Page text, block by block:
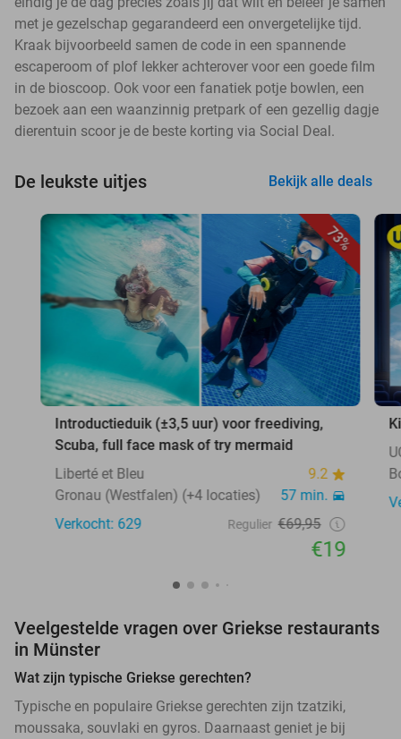
met je gezelschap gegarandeerd een onvergetelijke tijd.
Kraak bijvoorbeeld samen de code in een spannende
escaperoom of plof lekker achterover voor een goede film
in de bioscoop. Ook voor een fanatiek potje bowlen, een
bezoek aan een waanzinnig pretpark of een gezellig dagje
dierentuin scoor je de beste korting via Social Deal.
De leukste uitjes Bekijk alle deals
73%
Introductieduik (±3,5 uur) voor freediving,
Scuba, full face mask of try mermaid
Liberté et Bleu
9.2
Gronau (Westfalen) (+4 locaties)
57 min.
Verkocht: 629
Regulier €69,95
€19
Veelgestelde vragen over Griekse restaurants
in Münster
Wat zijn typische Griekse gerechten?
Typische en populaire Griekse gerechten zijn tzatziki,
moussaka, souvlaki en gyros. Daarnaast geniet je bij